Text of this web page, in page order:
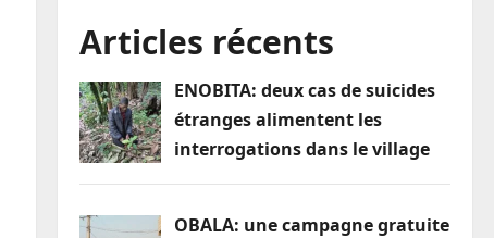
Articles récents
ENOBITA: deux cas de suicides
étranges alimentent les
interrogations dans le village
OBALA: une campagne gratuite